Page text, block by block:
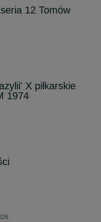
12 Tomów
X piłkarskie
1974